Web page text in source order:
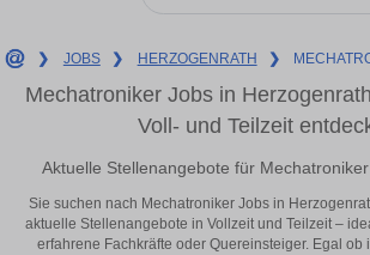
❯ JOBS ❯ HERZOGENRATH ❯
Mechatroniker Jobs in
Voll- und Teilzeit
Aktuelle Stellenangebote für
Sie suchen nach Mechatroniker Jobs in
aktuelle Stellenangebote in Vollzeit und Teilzeit –
erfahrene Fachkräfte oder Quereinsteiger. Egal ob